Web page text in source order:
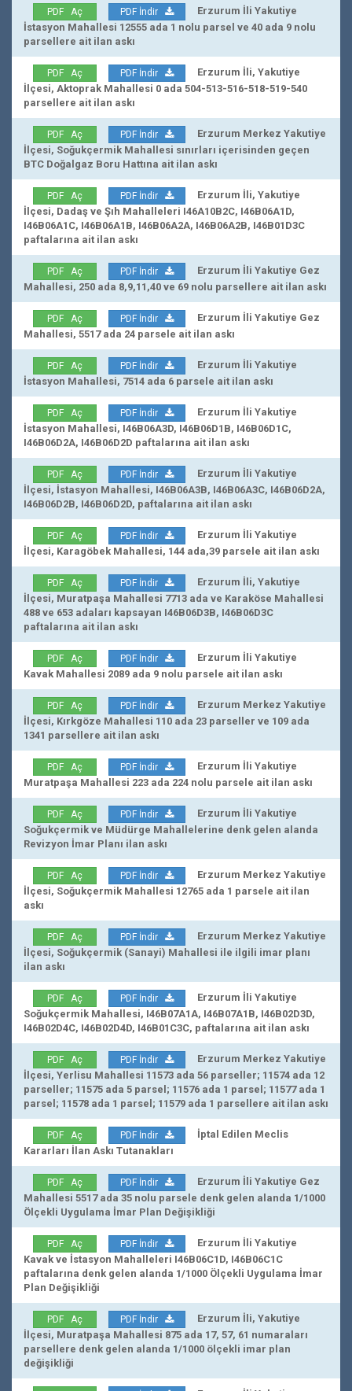
PDF Aç PDF İndir
Erzurum İli Yakutiye
İstasyon Mahallesi 12555 ada 1 nolu parsel ve 40 ada 9 nolu
parsellere ait ilan askı
PDF Aç PDF İndir
Erzurum İli, Yakutiye
İlçesi, Aktoprak Mahallesi 0 ada 504-513-516-518-519-540
parsellere ait ilan askı
PDF Aç PDF İndir
Erzurum Merkez Yakutiye
İlçesi, Soğukçermik Mahallesi sınırları içerisinden geçen
BTC Doğalgaz Boru Hattına ait ilan askı
PDF Aç PDF İndir
Erzurum İli, Yakutiye
İlçesi, Dadaş ve Şıh Mahalleleri I46A10B2C, I46B06A1D,
I46B06A1C, I46B06A1B, I46B06A2A, I46B06A2B, I46B01D3C
paftalarına ait ilan askı
PDF Aç PDF İndir
Erzurum İli Yakutiye Gez
Mahallesi, 250 ada 8,9,11,40 ve 69 nolu parsellere ait ilan askı
PDF Aç PDF İndir
Erzurum İli Yakutiye Gez
Mahallesi, 5517 ada 24 parsele ait ilan askı
PDF Aç PDF İndir
Erzurum İli Yakutiye
İstasyon Mahallesi, 7514 ada 6 parsele ait ilan askı
PDF Aç PDF İndir
Erzurum İli Yakutiye
İstasyon Mahallesi, I46B06A3D, I46B06D1B, I46B06D1C,
I46B06D2A, I46B06D2D paftalarına ait ilan askı
PDF Aç PDF İndir
Erzurum İli Yakutiye
İlçesi, İstasyon Mahallesi, I46B06A3B, I46B06A3C, I46B06D2A,
I46B06D2B, I46B06D2D, paftalarına ait ilan askı
PDF Aç PDF İndir
Erzurum İli Yakutiye
İlçesi, Karagöbek Mahallesi, 144 ada,39 parsele ait ilan askı
PDF Aç PDF İndir
Erzurum İli, Yakutiye
İlçesi, Muratpaşa Mahallesi 7713 ada ve Karaköse Mahallesi
488 ve 653 adaları kapsayan I46B06D3B, I46B06D3C
paftalarına ait ilan askı
PDF Aç PDF İndir
Erzurum İli Yakutiye
Kavak Mahallesi 2089 ada 9 nolu parsele ait ilan askı
PDF Aç PDF İndir
Erzurum Merkez Yakutiye
İlçesi, Kırkgöze Mahallesi 110 ada 23 parseller ve 109 ada
1341 parsellere ait ilan askı
PDF Aç PDF İndir
Erzurum İli Yakutiye
Muratpaşa Mahallesi 223 ada 224 nolu parsele ait ilan askı
PDF Aç PDF İndir
Erzurum İli Yakutiye
Soğukçermik ve Müdürge Mahallelerine denk gelen alanda
Revizyon İmar Planı ilan askı
PDF Aç PDF İndir
Erzurum Merkez Yakutiye
İlçesi, Soğukçermik Mahallesi 12765 ada 1 parsele ait ilan
askı
PDF Aç PDF İndir
Erzurum Merkez Yakutiye
İlçesi, Soğukçermik (Sanayi) Mahallesi ile ilgili imar planı
ilan askı
PDF Aç PDF İndir
Erzurum İli Yakutiye
Soğukçermik Mahallesi, I46B07A1A, I46B07A1B, I46B02D3D,
I46B02D4C, I46B02D4D, I46B01C3C, paftalarına ait ilan askı
PDF Aç PDF İndir
Erzurum Merkez Yakutiye
İlçesi, Yerlisu Mahallesi 11573 ada 56 parseller; 11574 ada 12
parseller; 11575 ada 5 parsel; 11576 ada 1 parsel; 11577 ada 1
parsel; 11578 ada 1 parsel; 11579 ada 1 parsellere ait ilan askı
PDF Aç PDF İndir
İptal Edilen Meclis
Kararları İlan Askı Tutanakları
PDF Aç PDF İndir
Erzurum İli Yakutiye Gez
Mahallesi 5517 ada 35 nolu parsele denk gelen alanda 1/1000
Ölçekli Uygulama İmar Plan Değişikliği
PDF Aç PDF İndir
Erzurum İli Yakutiye
Kavak ve İstasyon Mahalleleri I46B06C1D, I46B06C1C
paftalarına denk gelen alanda 1/1000 Ölçekli Uygulama İmar
Plan Değişikliği
PDF Aç PDF İndir
Erzurum İli, Yakutiye
İlçesi, Muratpaşa Mahallesi 875 ada 17, 57, 61 numaraları
parsellere denk gelen alanda 1/1000 ölçekli imar plan
değişikliği